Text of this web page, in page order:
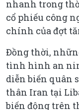
nhanh trong
cổ phiếu công
chính của đợt
Đồng thời,
tình hình an
diễn biến quân
thân Iran tại
biến động trên